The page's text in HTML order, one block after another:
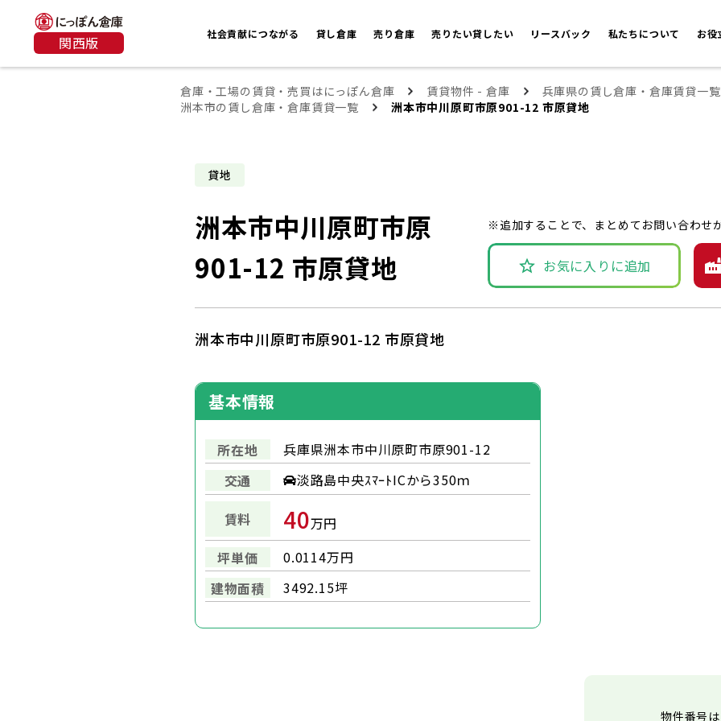
関西版 社会貢献につながる 貸し倉庫 売り倉庫 売りたい貸したい リースバック 私たちについて お役
倉庫・工場の賃貸・売買はにっぽん倉庫 賃貸物件 - 倉庫
兵庫県の賃し倉庫・倉庫賃貸一覧
洲本市の賃し倉庫・倉庫賃貸一覧
洲本市中川原町市原901-12 市原貸地
貸地
洲本市中川原町市原
901-12 市原貸地
※追加することで、まとめてお問い合わせ
お気に入りに追加
洲本市中川原町市原901-12 市原貸地
基本情報
所在地
兵庫県洲本市中川原町市原901-12
交通
淡路島中央ｽﾏｰﾄICから350ｍ
賃料 40万円
坪単価
0.0114万円
建物面積
3492.15坪
物件番号は